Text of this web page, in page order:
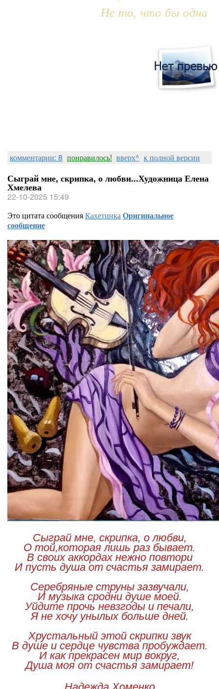
Не то, что бы одна
комментарии: 8 понравилось! вверх^ к полной версии
Сыграй мне, скрипка, о любви...Художница Елена
Хмелева
22-10-2025 15:49
Это цитата сообщенияКахетинкаОригинальное
сообщение
Сыграй мне, скрипка, о любви,
О той,которая лишь раз бывает.
В своих аккордах нежно повтори
И пусть душа от счастья замирает.
Серебряные струны зазвучали,
И музыка сродни душе моей.
Уйдите прочь невзгоды и печали,
Я не хочу унылых больше дней.
Хрустальный этой скрипки звук
В душе и сердце чувства пробуждает.
И как прекрасен мир вокруг,
Душа моя от счастья замирает!